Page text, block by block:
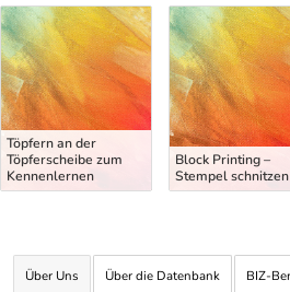
Uber Weiterbildungsvorschläge
Töpfern an der
Töpferscheibe zum
Kennenlernen
Block Printing –
Stempel schnitzen
Über Uns Über die Datenbank BIZ-